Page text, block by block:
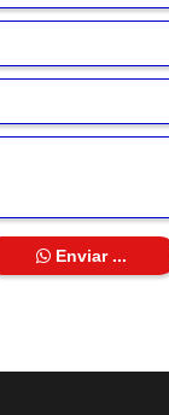
Enviar ...